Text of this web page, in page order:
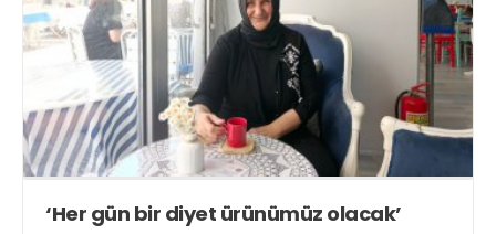
‘Her gün bir diyet ürünümüz olacak’